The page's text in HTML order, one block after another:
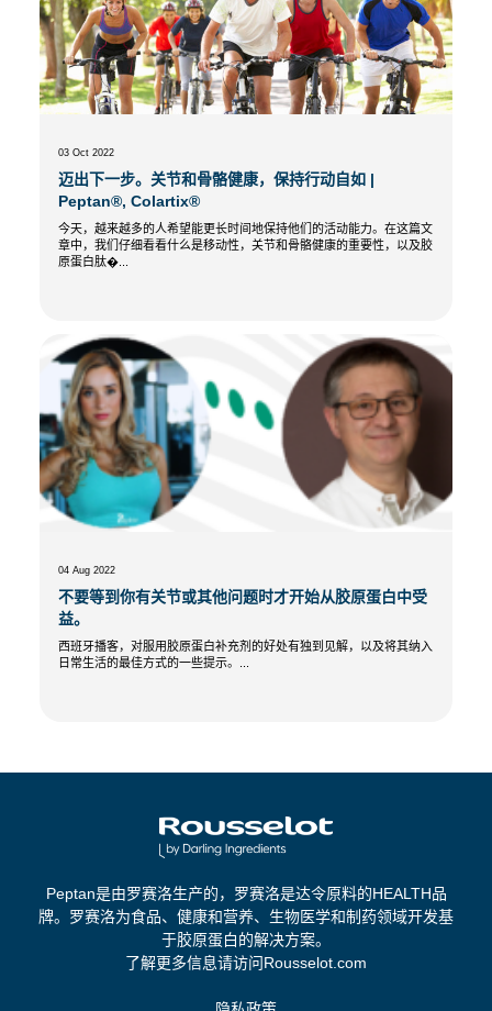
03 Oct 2022
迈出下一步。关节和骨骼健康，保持行动自如 |
Peptan®, Colartix®
今天，越来越多的人希望能更长时间地保持他们的活动能力。在这篇文
章中，我们仔细看看什么是移动性，关节和骨骼健康的重要性，以及胶
原蛋白肽�...
04 Aug 2022
不要等到你有关节或其他问题时才开始从胶原蛋白中受
益。
西班牙播客，对服用胶原蛋白补充剂的好处有独到见解，以及将其纳入
日常生活的最佳方式的一些提示。...
Peptan是由罗赛洛生产的，罗赛洛是达令原料的HEALTH品
牌。罗赛洛为食品、健康和营养、生物医学和制药领域开发基
于胶原蛋白的解决方案。
了解更多信息请访问Rousselot.com